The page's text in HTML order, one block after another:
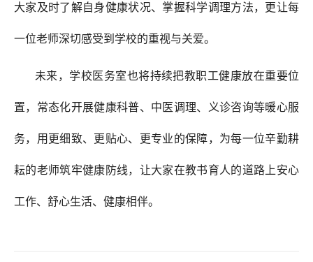
大家及时了解自身健康状况、掌握科学调理方法，更让每
一位老师深切感受到学校的重视与关爱。
未来，学校医务室也将持续把教职工健康放在重要位
置，常态化开展健康科普、中医调理、义诊咨询等暖心服
务，用更细致、更贴心、更专业的保障，为每一位辛勤耕
耘的老师筑牢健康防线，让大家在教书育人的道路上安心
工作、舒心生活、健康相伴。